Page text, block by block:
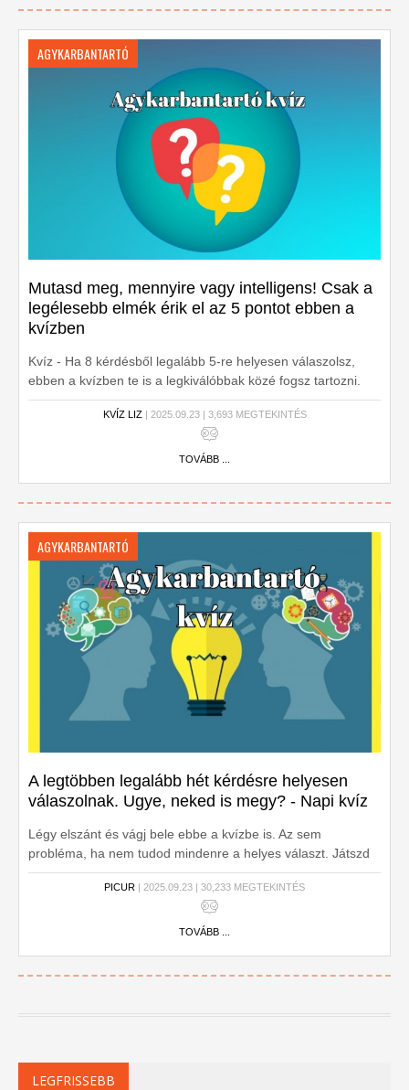
AGYKARBANTARTÓ
Mutasd meg, mennyire vagy intelligens! Csak a
legélesebb elmék érik el az 5 pontot ebben a
kvízben
Kvíz - Ha 8 kérdésből legalább 5-re helyesen válaszolsz,
ebben a kvízben te is a legkiválóbbak közé fogsz tartozni.
Készen állsz?
KVÍZ LIZ| 2025.09.23 | 3,693 MEGTEKINTÉS
TOVÁBB ...
AGYKARBANTARTÓ
A legtöbben legalább hét kérdésre helyesen
válaszolnak. Ugye, neked is megy? - Napi kvíz
Légy elszánt és vágj bele ebbe a kvízbe is. Az sem
probléma, ha nem tudod mindenre a helyes választ. Játszd
le még egyszer és másodszorra már biztos nem hibázol
egyszer sem.PICUR | 2025.09.23 | 30,233 MEGTEKINTÉS
TOVÁBB ...
LEGFRISSEBB